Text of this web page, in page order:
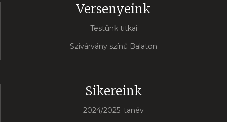
Versenyeink
Testünk titkai
Szivárvány színű Balaton
Sikereink
2024/2025. tanév